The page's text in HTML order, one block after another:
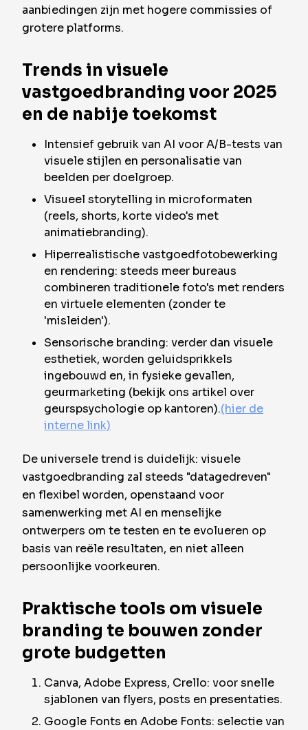
aanbiedingen zijn met hogere commissies of
grotere platforms.
Trends in visuele
vastgoedbranding voor 2025
en de nabije toekomst
Intensief gebruik van AI voor A/B-tests van
visuele stijlen en personalisatie van
beelden per doelgroep.
Visueel storytelling in microformaten
(reels, shorts, korte video's met
animatiebranding).
Hiperrealistische vastgoedfotobewerking
en rendering: steeds meer bureaus
combineren traditionele foto's met renders
en virtuele elementen (zonder te
'misleiden').
Sensorische branding: verder dan visuele
esthetiek, worden geluidsprikkels
ingebouwd en, in fysieke gevallen,
geurmarketing (bekijk ons artikel over
geurspsychologie op kantoren).(hier de
interne link)
De universele trend is duidelijk: visuele
vastgoedbranding zal steeds "datagedreven"
en flexibel worden, openstaand voor
samenwerking met AI en menselijke
ontwerpers om te testen en te evolueren op
basis van reële resultaten, en niet alleen
persoonlijke voorkeuren.
Praktische tools om visuele
branding te bouwen zonder
grote budgetten
Canva, Adobe Express, Crello: voor snelle
sjablonen van flyers, posts en presentaties.
Google Fonts en Adobe Fonts: selectie van